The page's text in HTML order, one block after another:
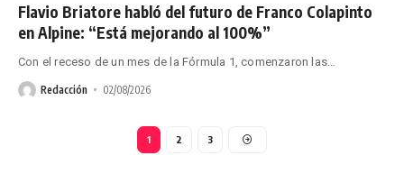
Flavio Briatore habló del futuro de Franco Colapinto
en Alpine: “Está mejorando al 100%”
Con el receso de un mes de la Fórmula 1, comenzaron las
Redacción 02/08/2026
1 2 3